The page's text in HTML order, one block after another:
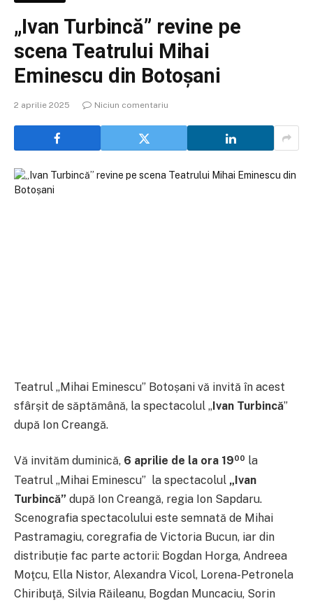
„Ivan Turbincă” revine pe
scena Teatrului Mihai
Eminescu din Botoșani
2 aprilie 2025 Niciun comentariu
Teatrul „Mihai Eminescu” Botoșani vă invită în acest
sfârșit de săptămână, la spectacolul „Ivan Turbincă”
după Ion Creangă.
Vă invităm duminică, 6 aprilie de la ora 1900 la
Teatrul „Mihai Eminescu” la spectacolul „Ivan
Turbincă” după Ion Creangă, regia Ion Sapdaru.
Scenografia spectacolului este semnată de Mihai
Pastramagiu, coregrafia de Victoria Bucun, iar din
distribuție fac parte actorii: Bogdan Horga, Andreea
Moţcu, Ella Nistor, Alexandra Vicol, Lorena-Petronela
Chiribuţă, Silvia Răileanu, Bogdan Muncaciu, Sorin